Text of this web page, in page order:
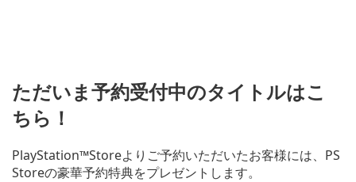
ただいま予約受付中のタイトルはこ
ちら！
PlayStation™Storeよりご予約いただいたお客様には、PS
Storeの豪華予約特典をプレゼントします。